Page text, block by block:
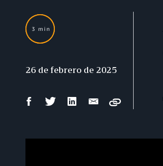
3 min
26 de febrero de 2025
CompartirCompartirCompartirCompartir
Copy